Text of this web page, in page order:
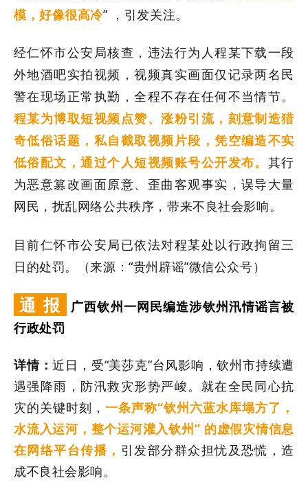
模，好像很高冷” ， 引发关注。
经仁怀市公安局核查，违法行为人程某下载一段
外地酒吧实拍视频，视频真实画面仅记录两名民
警在现场正常执勤，全程不存在任何不当情节。
程某为博取短视频点赞、涨粉引流，刻意制造猎
奇低俗话题，私自截取视频片段，凭空编造不实
低俗配文，通过个人短视频账号公开发布。 其行
为恶意篡改画面原意、歪曲客观事实，误导大量
网民，扰乱网络公共秩序，带来不良社会影响。
目前仁怀市公安局已依法对程某处以行政拘留三
日的处罚。
（来源：“贵州辟谣”微信公众号）
通报 广西钦州一网民编造涉钦州汛情谣言被
行政处罚
详情：近日，受“美莎克”台风影响，钦州市持续遭
遇强降雨，防汛救灾形势严峻。就在全民同心抗
灾的关键时刻，一条声称“钦州六蓝水库塌方了，
水流入运河，整个运河灌入钦州” 的虚假灾情信息
在网络平台传播 ， 引发部分群众担忧及恐慌，造
成不良社会影响。